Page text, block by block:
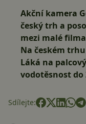
Akční kamera
český trh a
mezi malé
Na českém
Láká na
vodotěsnost do
Sdílejte: